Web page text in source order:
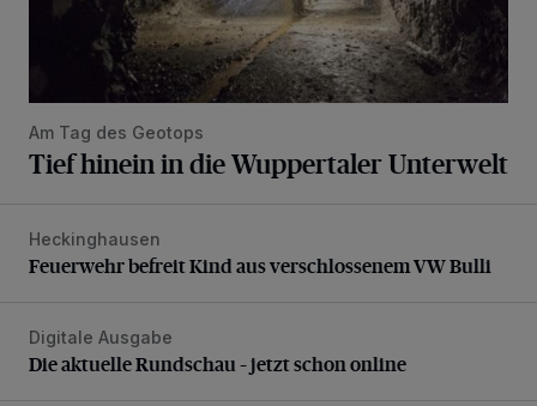
Am Tag des Geotops
Tief hinein in die Wuppertaler Unterwelt
Feuerwehr befreit Kind aus verschlossenem VW Bulli
Heckinghausen
Feuerwehr befreit Kind aus verschlossenem VW Bulli
Die aktuelle Rundschau – jetzt schon online
Digitale Ausgabe
Die aktuelle Rundschau – jetzt schon online